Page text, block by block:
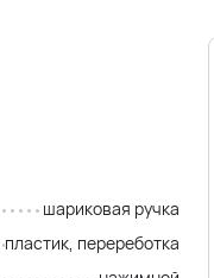
шариковая ручка
пластик, перереботка